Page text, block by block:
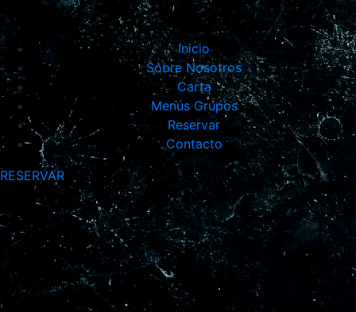
Inicio
Sobre Nosotros
Carta
Menús Grupos
Reservar
Contacto
RESERVAR